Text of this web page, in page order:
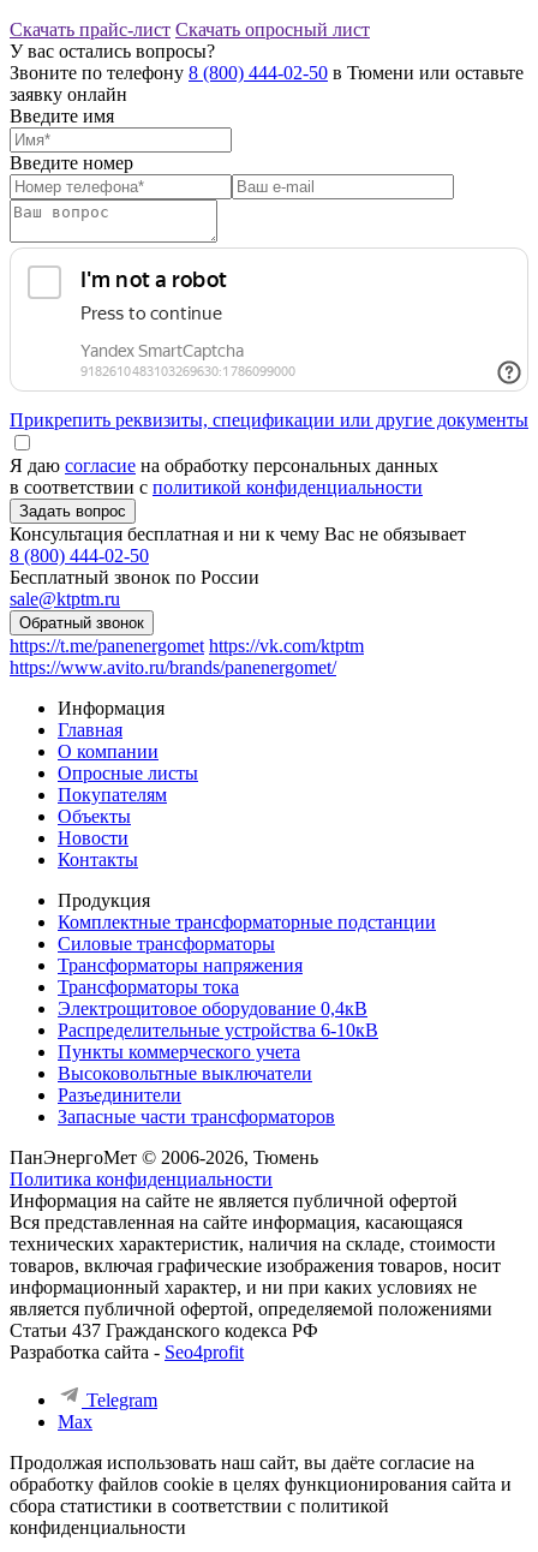
Скачать прайс-лист Скачать опросный лист
У вас остались вопросы?
Звоните по телефону 8 (800) 444-02-50 в Тюмени или оставьте
заявку онлайн
Введите имя
Введите номер
Прикрепить реквизиты, спецификации или другие документы
Я даю согласие на обработку персональных данных
в соответствии с политикой конфиденциальности
Консультация бесплатная и ни к чему Вас не обязывает
8 (800) 444-02-50
Бесплатный звонок по России
sale@ktptm.ru
https://t.me/panenergomet https://vk.com/ktptm
https://www.avito.ru/brands/panenergomet/
Информация
Главная
О компании
Опросные листы
Покупателям
Объекты
Новости
Контакты
Продукция
Комплектные трансформаторные подстанции
Силовые трансформаторы
Трансформаторы напряжения
Трансформаторы тока
Электрощитовое оборудование 0,4кВ
Распределительные устройства 6-10кВ
Пункты коммерческого учета
Высоковольтные выключатели
Разъединители
Запасные части трансформаторов
ПанЭнергоМет © 2006-2026, Тюмень
Политика конфиденциальности
Информация на сайте не является публичной офертой
Вся представленная на сайте информация, касающаяся
технических характеристик, наличия на складе, стоимости
товаров, включая графические изображения товаров, носит
информационный характер, и ни при каких условиях не
является публичной офертой, определяемой положениями
Статьи 437 Гражданского кодекса РФ
Разработка сайта - Seo4profit
Telegram
Max
Продолжая использовать наш сайт, вы даёте согласие на
обработку файлов cookie в целях функционирования сайта и
сбора статистики в соответствии с политикой
конфиденциальности